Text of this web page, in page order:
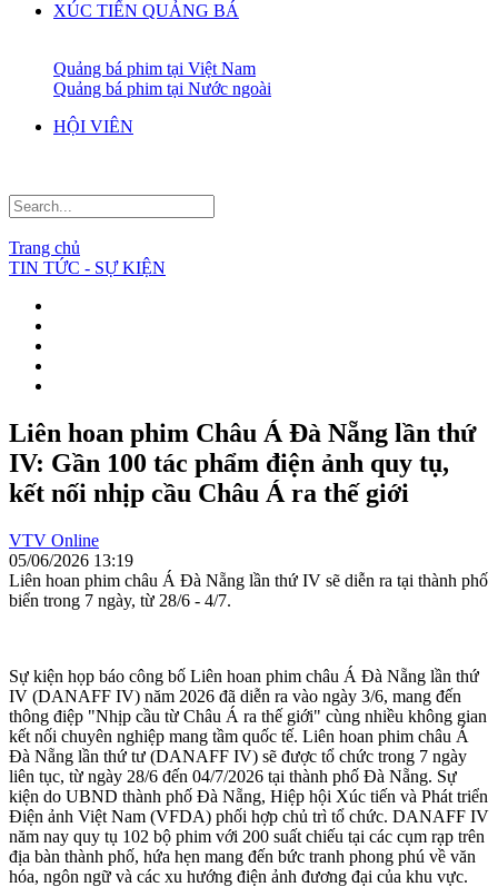
XÚC TIẾN QUẢNG BÁ
Quảng bá phim tại Việt Nam
Quảng bá phim tại Nước ngoài
HỘI VIÊN
Trang chủ
TIN TỨC - SỰ KIỆN
Liên hoan phim Châu Á Đà Nẵng lần thứ
IV: Gần 100 tác phẩm điện ảnh quy tụ,
kết nối nhịp cầu Châu Á ra thế giới
VTV Online
05/06/2026 13:19
Liên hoan phim châu Á Đà Nẵng lần thứ IV sẽ diễn ra tại thành phố
biển trong 7 ngày, từ 28/6 - 4/7.
Sự kiện họp báo công bố Liên hoan phim châu Á Đà Nẵng lần thứ
IV (DANAFF IV) năm 2026 đã diễn ra vào ngày 3/6, mang đến
thông điệp "Nhịp cầu từ Châu Á ra thế giới" cùng nhiều không gian
kết nối chuyên nghiệp mang tầm quốc tế. Liên hoan phim châu Á
Đà Nẵng lần thứ tư (DANAFF IV) sẽ được tổ chức trong 7 ngày
liên tục, từ ngày 28/6 đến 04/7/2026 tại thành phố Đà Nẵng. Sự
kiện do UBND thành phố Đà Nẵng, Hiệp hội Xúc tiến và Phát triển
Điện ảnh Việt Nam (VFDA) phối hợp chủ trì tổ chức. DANAFF IV
năm nay quy tụ 102 bộ phim với 200 suất chiếu tại các cụm rạp trên
địa bàn thành phố, hứa hẹn mang đến bức tranh phong phú về văn
hóa, ngôn ngữ và các xu hướng điện ảnh đương đại của khu vực.